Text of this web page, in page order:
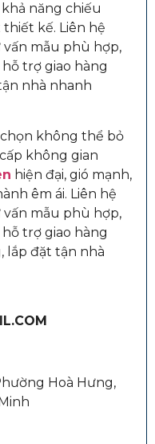
năng chiếu
kế. Liên hệ
mẫu phù hợp,
trợ giao hàng
nhà nhanh
chọn không thể bỏ
không gian
hiện đại, gió mạnh,
êm ái. Liên hệ
mẫu phù hợp,
trợ giao hàng
lắp đặt tận nhà
Hoà Hưng,